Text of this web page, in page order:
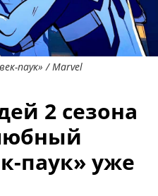
паук» / Marvel
2 сезона
паук» уже